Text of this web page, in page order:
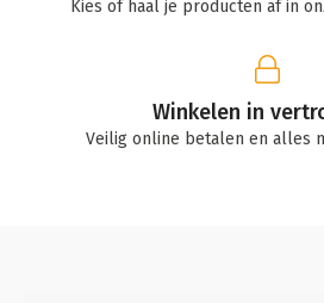
Kies of haal je producten af in
Winkelen in
Veilig online betalen en alles